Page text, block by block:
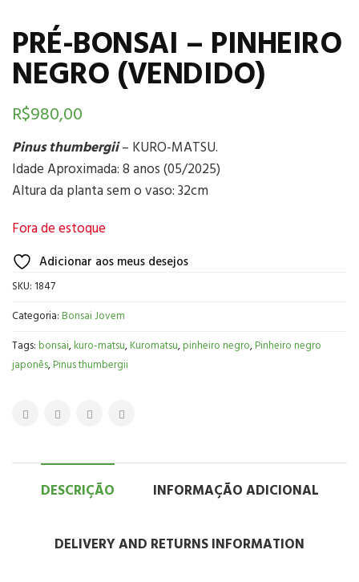
PRÉ-BONSAI – PINHEIRO
NEGRO (VENDIDO)
R$980,00
Pinus thumbergii– KURO-MATSU.
Idade Aproximada: 8 anos (05/2025)
Altura da planta sem o vaso: 32cm
Fora de estoque
Adicionar aos meus desejos
SKU: 1847
Categoria:Bonsai Jovem
Tags:bonsai,kuro-matsu,Kuromatsu,pinheiro negro,Pinheiro negro
japonês,Pinus thumbergii
DESCRIÇÃO INFORMAÇÃO ADICIONAL
DELIVERY AND RETURNS INFORMATION